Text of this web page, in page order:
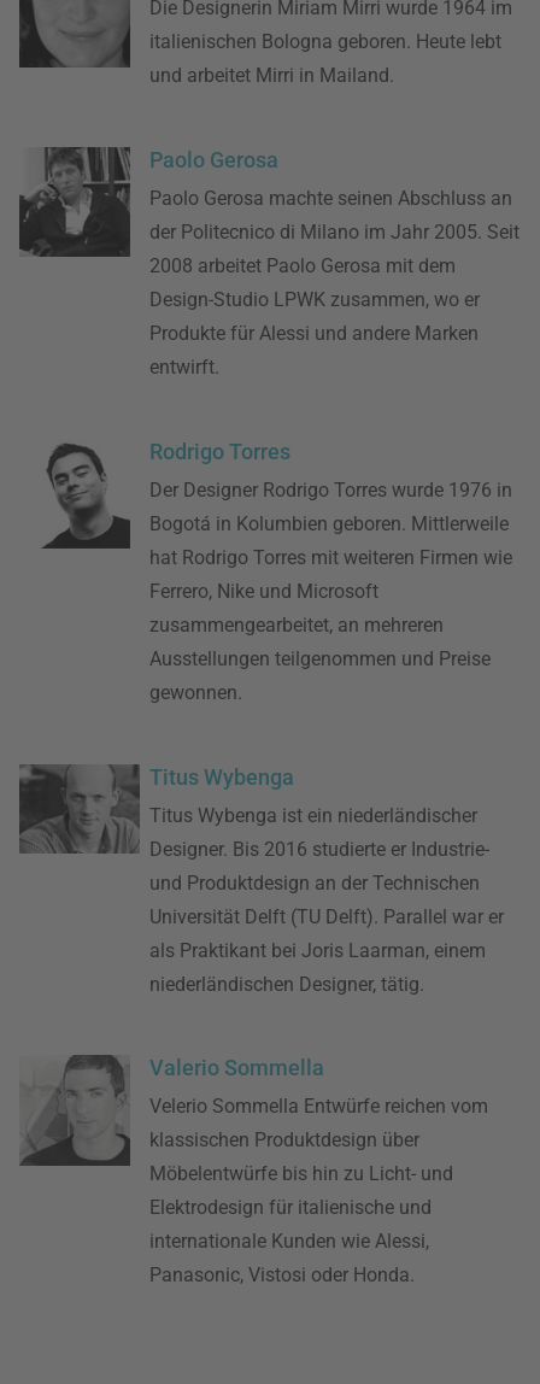
Die Designerin Miriam Mirri wurde 1964 im
italienischen Bologna geboren. Heute lebt
und arbeitet Mirri in Mailand.
Paolo Gerosa
Paolo Gerosa machte seinen Abschluss an
der Politecnico di Milano im Jahr 2005. Seit
2008 arbeitet Paolo Gerosa mit dem
Design-Studio LPWK zusammen, wo er
Produkte für Alessi und andere Marken
entwirft.
Rodrigo Torres
Der Designer Rodrigo Torres wurde 1976 in
Bogotá in Kolumbien geboren. Mittlerweile
hat Rodrigo Torres mit weiteren Firmen wie
Ferrero, Nike und Microsoft
zusammengearbeitet, an mehreren
Ausstellungen teilgenommen und Preise
gewonnen.
Titus Wybenga
Titus Wybenga ist ein niederländischer
Designer. Bis 2016 studierte er Industrie-
und Produktdesign an der Technischen
Universität Delft (TU Delft). Parallel war er
als Praktikant bei Joris Laarman, einem
niederländischen Designer, tätig.
Valerio Sommella
Velerio Sommella Entwürfe reichen vom
klassischen Produktdesign über
Möbelentwürfe bis hin zu Licht- und
Elektrodesign für italienische und
internationale Kunden wie Alessi,
Panasonic, Vistosi oder Honda.